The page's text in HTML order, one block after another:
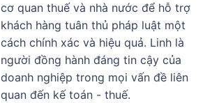
cơ quan thuế và nhà nước để hỗ trợ
khách hàng tuân thủ pháp luật một
cách chính xác và hiệu quả. Linh là
người đồng hành đáng tin cậy của
doanh nghiệp trong mọi vấn đề liên
quan đến kế toán - thuế.